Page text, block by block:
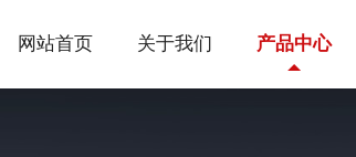
网站首页 关于我们 产品中心